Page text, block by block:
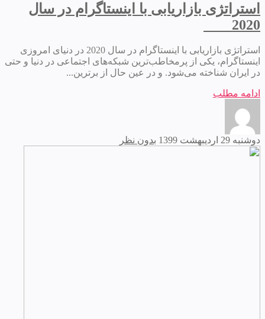
استراتژی بازاریابی با اینستاگرام در سال
2020
استراتژی بازاریابی با اینستاگرام در سال 2020 در دنیای امروزی
اینستاگرام، یکی از پرمخاطب‌ترین شبکه‌های اجتماعی در دنیا و حتی
در ایران شناخته می‌شود. و در عین حال از برترین...
ادامه مطلب
دوشنبه 29 اردیبهشت 1399 بدون نظر